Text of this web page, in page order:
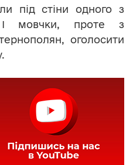
під стіни одного з
І мовчки, проте з
оголосити